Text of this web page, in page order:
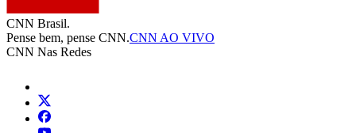
CNN Brasil.
Pense bem, pense CNN.CNN AO VIVO
CNN Nas Redes